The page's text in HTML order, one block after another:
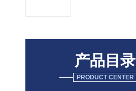
产品目录
PRODUCT CENTER